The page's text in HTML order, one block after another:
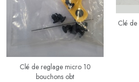
Clé de reglage micro 10
bouchons obt
Clé